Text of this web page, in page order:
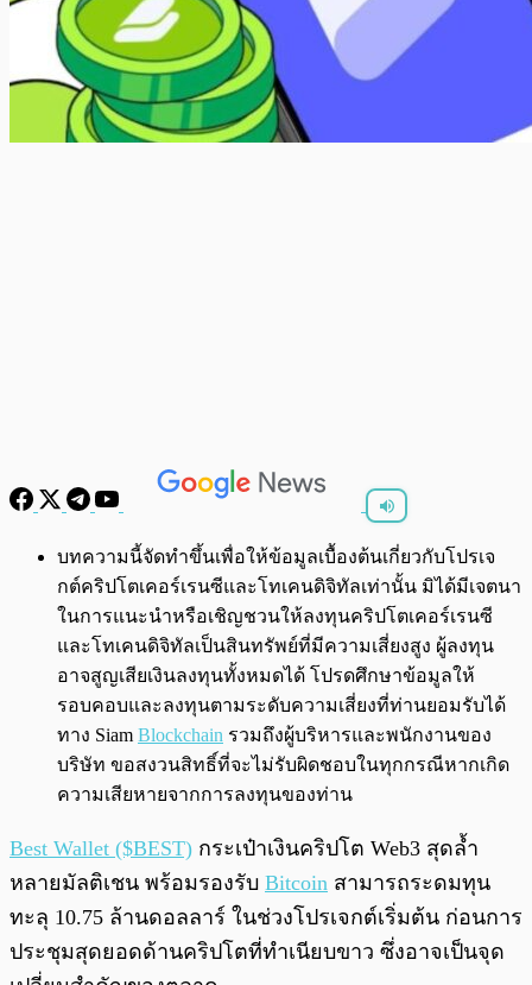
พร้อมเล่น 0:00/0:00
บทความนี้จัดทำขึ้นเพื่อให้ข้อมูลเบื้องต้นเกี่ยวกับโปรเจ
กต์คริปโตเคอร์เรนซีและโทเคนดิจิทัลเท่านั้น มิได้มีเจตนา
ในการแนะนำหรือเชิญชวนให้ลงทุนคริปโตเคอร์เรนซี
และโทเคนดิจิทัลเป็นสินทรัพย์ที่มีความเสี่ยงสูง ผู้ลงทุน
อาจสูญเสียเงินลงทุนทั้งหมดได้ โปรดศึกษาข้อมูลให้
รอบคอบและลงทุนตามระดับความเสี่ยงที่ท่านยอมรับได้
ทาง Siam Blockchain รวมถึงผู้บริหารและพนักงานของ
บริษัท ขอสงวนสิทธิ์ที่จะไม่รับผิดชอบในทุกกรณีหากเกิด
ความเสียหายจากการลงทุนของท่าน
Best Wallet ($BEST) กระเป๋าเงินคริปโต Web3 สุดล้ำ
หลายมัลติเชน พร้อมรองรับ Bitcoin สามารถระดมทุน
ทะลุ 10.75 ล้านดอลลาร์ ในช่วงโปรเจกต์เริ่มต้น ก่อนการ
ประชุมสุดยอดด้านคริปโตที่ทำเนียบขาว ซึ่งอาจเป็นจุด